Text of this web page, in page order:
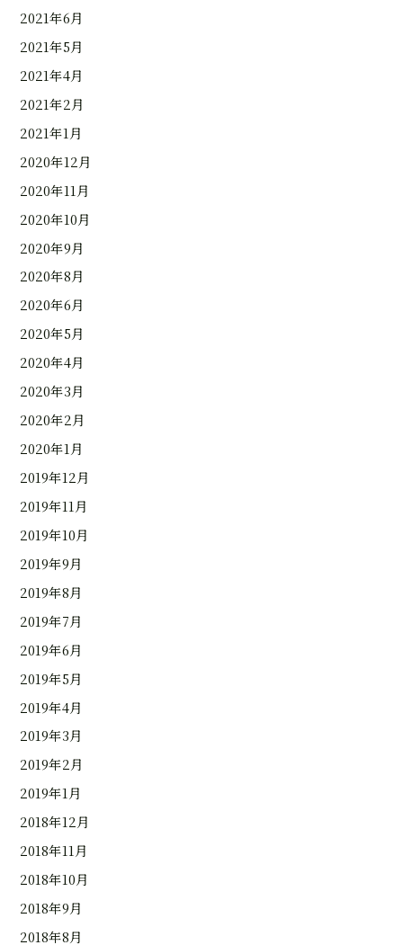
2021年6月
2021年5月
2021年4月
2021年2月
2021年1月
2020年12月
2020年11月
2020年10月
2020年9月
2020年8月
2020年6月
2020年5月
2020年4月
2020年3月
2020年2月
2020年1月
2019年12月
2019年11月
2019年10月
2019年9月
2019年8月
2019年7月
2019年6月
2019年5月
2019年4月
2019年3月
2019年2月
2019年1月
2018年12月
2018年11月
2018年10月
2018年9月
2018年8月